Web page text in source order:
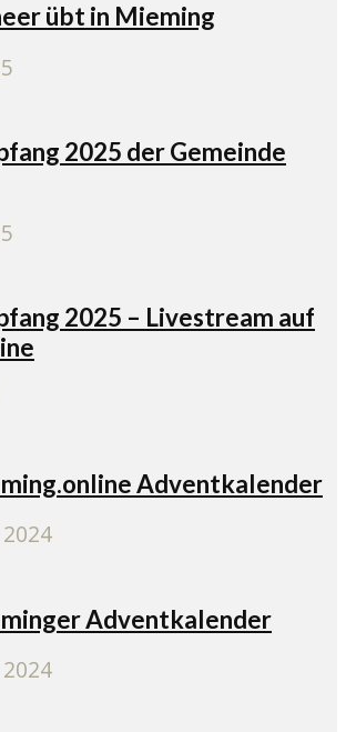
übt in Mieming
2025 der Gemeinde
2025 – Livestream auf
Adventkalender
Adventkalender